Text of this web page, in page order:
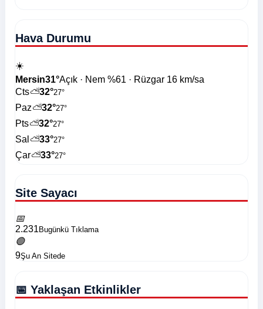
Hava Durumu
☀️
Mersin31°Açık · Nem %61 · Rüzgar 16 km/sa
Cts⛅32°27°
Paz⛅32°27°
Pts⛅32°27°
Sal ⛅33°27°
Çar⛅33°27°
Site Sayacı
📅
2.231 Bugünkü Tıklama
🟢
9Şu An Sitede
📅 Yaklaşan Etkinlikler